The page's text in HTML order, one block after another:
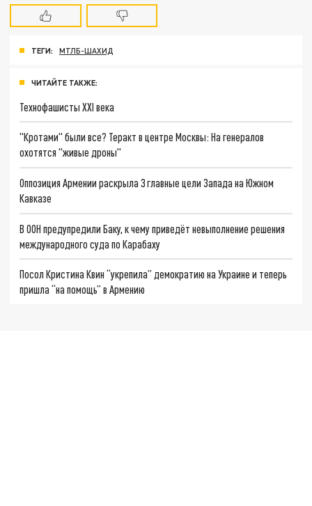
ТЕГИ: МТЛБ-ШАХИД
ЧИТАЙТЕ ТАКЖЕ:
Технофашисты XXI века
"Кротами" были все? Теракт в центре Москвы: На генералов
охотятся "живые дроны"
Оппозиция Армении раскрыла 3 главные цели Запада на Южном
Кавказе
В ООН предупредили Баку, к чему приведёт невыполнение решения
международного суда по Карабаху
Посол Кристина Квин “укрепила” демократию на Украине и теперь
пришла “на помощь” в Армению